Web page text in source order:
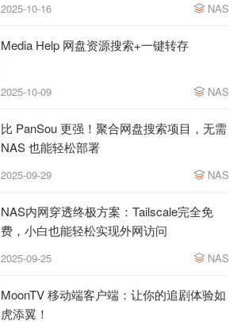
2025-10-16 NAS
Media Help 网盘资源搜索+一键转存
2025-10-09 NAS
比 PanSou 更强！聚合网盘搜索项目，无需
NAS 也能轻松部署
2025-09-29 NAS
NAS内网穿透终极方案：Tailscale完全免
费，小白也能轻松实现外网访问
2025-09-25 NAS
MoonTV 移动端客户端：让你的追剧体验如
虎添翼！